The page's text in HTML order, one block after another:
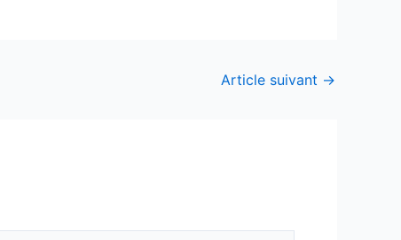
Article suivant →